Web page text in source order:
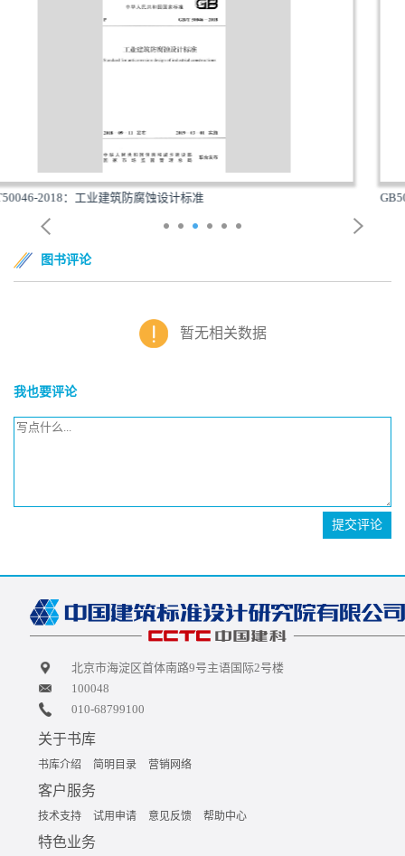
GB50216-2019：铁路工程结构可靠性设计统一标
图书评论
暂无相关数据
我也要评论
提交评论
北京市海淀区首体南路9号主语国际2号楼
100048
010-68799100
关于书库
书库介绍 简明目录 营销网络
客户服务
技术支持 试用申请 意见反馈 帮助中心
特色业务